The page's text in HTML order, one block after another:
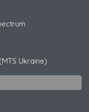
Ukraine)